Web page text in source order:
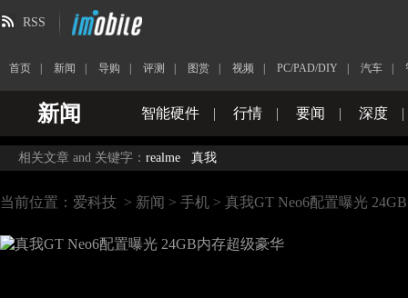
RSS
首页 新闻 导购 评测 图赏 视频 PC/PAD/DIY 汽车
新闻 智能硬件 | 行情 | 要闻 | 深度 |
相关文章 and 关键字： realme 真我
当前位置： 爱科技 > 新闻 > 手机 > 真我GT Neo6配置曝光